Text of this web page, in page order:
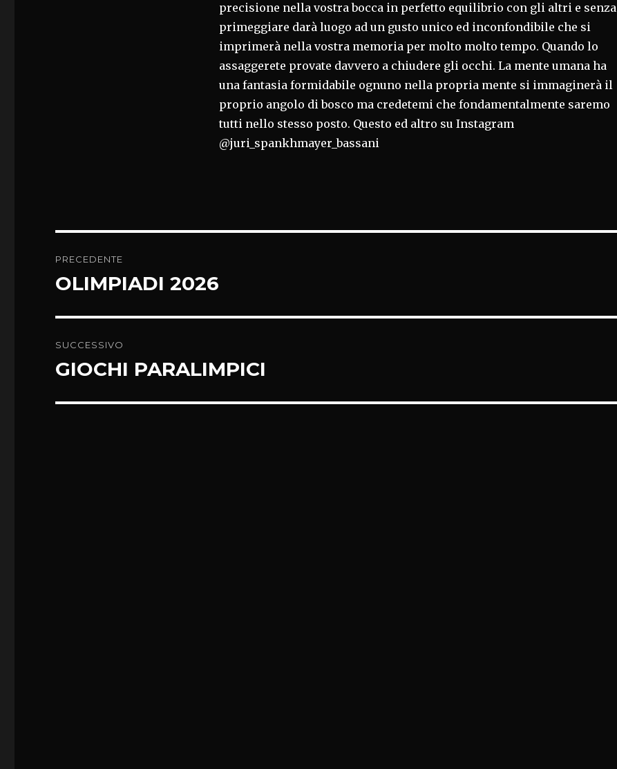
precisione nella vostra bocca in perfetto equilibrio con gli altri e senza
primeggiare darà luogo ad un gusto unico ed inconfondibile che si
imprimerà nella vostra memoria per molto molto tempo. Quando lo
assaggerete provate davvero a chiudere gli occhi. La mente umana ha
una fantasia formidabile ognuno nella propria mente si immaginerà il
proprio angolo di bosco ma credetemi che fondamentalmente saremo
tutti nello stesso posto. Questo ed altro su Instagram
@juri_spankhmayer_bassani
articoli
PRECEDENTE
Articolo
OLIMPIADI 2026
SUCCESSIVO
Articolo
GIOCHI PARALIMPICI